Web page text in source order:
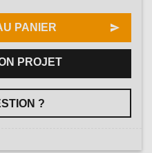
PANIER
PROJET
?